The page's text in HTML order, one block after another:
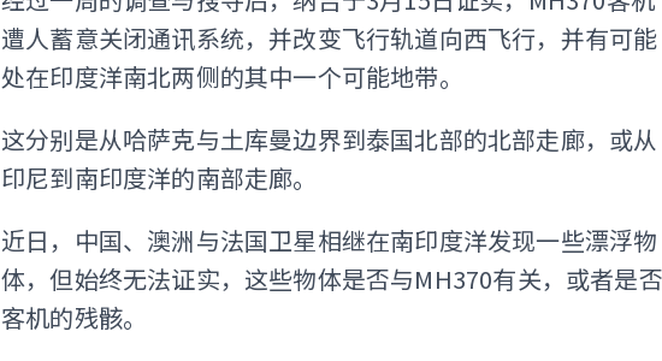
遭人蓄意关闭通讯系统，并改变飞行轨道向西飞行，并有可能
处在印度洋南北两侧的其中一个可能地带。
这分别是从哈萨克与土库曼边界到泰国北部的北部走廊，或从
印尼到南印度洋的南部走廊。
近日，中国、澳洲与法国卫星相继在南印度洋发现一些漂浮物
体，但始终无法证实，这些物体是否与MH370有关，或者是否
客机的残骸。